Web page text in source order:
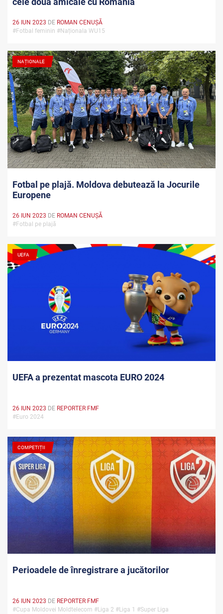
26 IUN 2023 DE ROMAN CENUȘĂ
#Fotbal feminin #Naționala WU15
NAȚIONALE
Fotbal pe plajă. Moldova debutează la Jocurile
Europene
26 IUN 2023 DE ROMAN CENUȘĂ
#Fotbal pe plajă
UEFA
UEFA a prezentat mascota EURO 2024
26 IUN 2023 DE REPORTER FMF
#Euro 2024
COMPETIȚII
Perioadele de înregistrare a jucătorilor
26 IUN 2023 DE REPORTER FMF
#Cupa Moldovei Moldtelecom #Liga 2 #Liga 1 #Super Liga